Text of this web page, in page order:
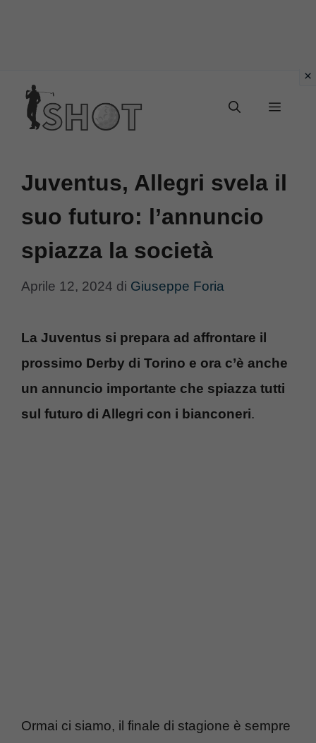
contenuto
Menu
Juventus, Allegri svela il
suo futuro: l’annuncio
spiazza la società
Aprile 12, 2024 di Giuseppe Foria
La Juventus si prepara ad affrontare il
prossimo Derby di Torino e ora c’è anche
un annuncio importante che spiazza tutti
sul futuro di Allegri con i bianconeri.
Ormai ci siamo, il finale di stagione è sempre